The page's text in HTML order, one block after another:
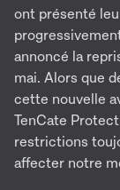
ont présenté
annoncé la
mai. Alors que
cette nouvelle
TenCate
restrictions
affecter notre